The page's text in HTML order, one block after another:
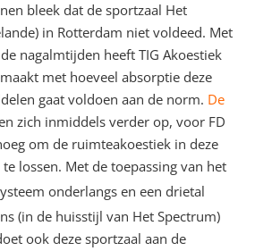
bleek dat de sportzaal Het
in Rotterdam niet voldeed. Met
nagalmtijden heeft TIG Akoestiek
met hoeveel absorptie deze
gaat voldoen aan de norm. De
zich inmiddels verder op, voor FD
om de ruimteakoestiek in deze
lossen. Met de toepassing van het
onderlangs en een drietal
(in de huisstijl van Het Spectrum)
ook deze sportzaal aan de